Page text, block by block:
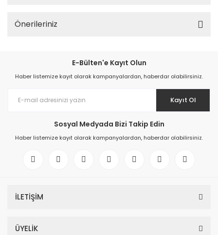
Önerileriniz
E-Bülten'e Kayıt Olun
Haber listemize kayıt olarak kampanyalardan, haberdar olabilirsiniz.
Kayıt Ol
Sosyal Medyada Bizi Takip Edin
Haber listemize kayıt olarak kampanyalardan, haberdar olabilirsiniz.
İLETİŞİM
ÜYELİK